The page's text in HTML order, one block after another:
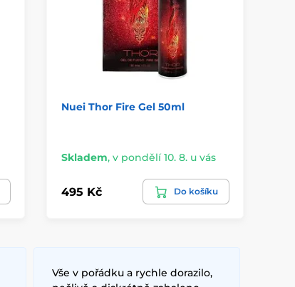
Nuei Thor Fire Gel 50ml
Skladem, v pondělí 10. 8. u vás
495 Kč Do košíku
Vše v pořádku a rychle dorazilo,